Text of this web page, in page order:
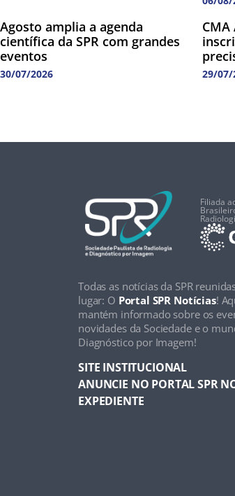
Agosto amplia a agenda
científica da SPR com grandes
eventos
30/07/2026 29/07/
Filiada
Todas as notícias da SPR
lugar: O Portal SPR Notícias!
mantém informado sobre os
novidades da Sociedade e o
Diagnóstico por Imagem!
SITE INSTITUCIONAL
ANUNCIE NO PORTAL SPR
EXPEDIENTE